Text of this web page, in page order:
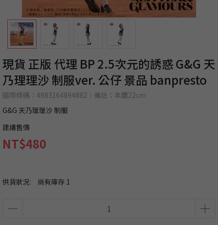
現貨 正版 代理 BP 2.5次元的誘惑 G&G 天
乃理理沙 制服ver. 公仔 景品 banpresto
國際條碼：4983164894882｜備註：本體22cm
G&G 天乃理理沙 制服
建議售價
NT$480
供貨狀況: 尚有庫存 1